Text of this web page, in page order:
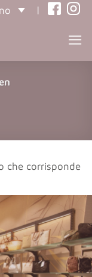
|
in
che corrisponde